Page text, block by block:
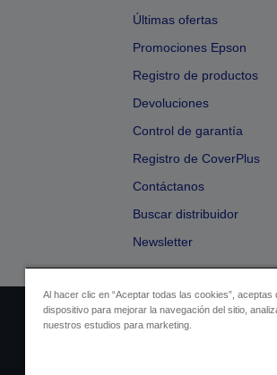
Últimas ofertas
Promociones Epson
Registro de productos
Devoluciones
Control de garantía
Registro de CoverPlus
Contáctanos
Buscar distribuidor
Newsletter
Identificación del
Al hacer clic en “Aceptar todas las cookies”,
dispositivo para mejorar la navegación del sitio,
nuestros estudios para marketing.